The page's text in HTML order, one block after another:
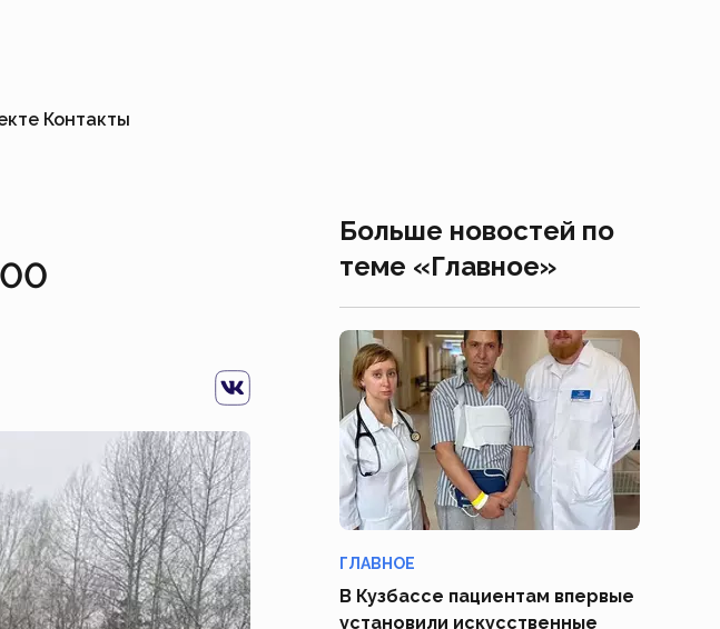
Контакты
Больше новостей по
теме «Главное»
ГЛАВНОЕ
В Кузбассе пациентам впервые
установили искусственные